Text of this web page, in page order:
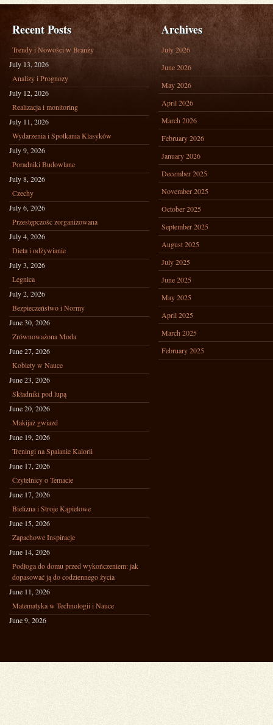
Recent Posts
Trendy i Nowości w Branży
July 13, 2026
Analizy i Prognozy
July 12, 2026
Realizacja i monitoring
July 11, 2026
Wydarzenia i Spotkania Klasyków
July 9, 2026
Poradniki Budowlane
July 8, 2026
Czechy
July 6, 2026
Przestępczośc zorganizowana
July 4, 2026
Dieta i odżywianie
July 3, 2026
Legnica
July 2, 2026
Bezpieczeństwo i Normy
June 30, 2026
Zrównoważona Moda
June 27, 2026
Kobiety w Nauce
June 23, 2026
Składniki pod lupą
June 20, 2026
Makijaż gwiazd
June 19, 2026
Treningi na Spalanie Kalorii
June 17, 2026
Czytelnicy o Temacie
June 17, 2026
Bielizna i Stroje Kąpielowe
June 15, 2026
Zapachowe Inspiracje
June 14, 2026
Podłoga do domu przed wykończeniem: jak
dopasować ją do codziennego życia
June 11, 2026
Matematyka w Technologii i Nauce
June 9, 2026
Archives
July 2026
June 2026
May 2026
April 2026
March 2026
February 2026
January 2026
December 2025
November 2025
October 2025
September 2025
August 2025
July 2025
June 2025
May 2025
April 2025
March 2025
February 2025